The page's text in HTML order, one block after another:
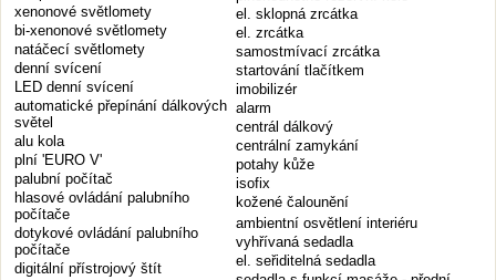
xenonové světlomety
bi-xenonové světlomety
natáčecí světlomety
denní svícení
LED denní svícení
automatické přepínání dálkových
světel
alu kola
plní 'EURO V'
palubní počítač
hlasové ovládání palubního
počítače
dotykové ovládání palubního
počítače
digitální přístrojový štít
el. sklopná zrcátka
el. zrcátka
samostmívací zrcátka
startování tlačítkem
imobilizér
alarm
centrál dálkový
centrální zamykání
potahy kůže
isofix
kožené čalounění
ambientní osvětlení interiéru
vyhřívaná sedadla
el. seřiditelná sedadla